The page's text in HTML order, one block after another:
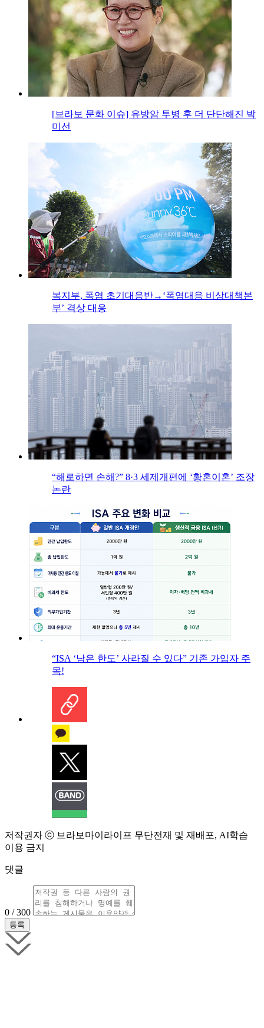
[브라보 문화 이슈] 유방암 투병 후 더 단단해진 박
미선
복지부, 폭염 초기대응반→‘폭염대응 비상대책본
부’ 격상 대응
“해로하면 손해?” 8·3 세제개편에 ‘황혼이혼’ 조장
논란
“ISA ‘남은 한도’ 사라질 수 있다” 기존 가입자 주
목!
저작권자 ⓒ 브라보마이라이프 무단전재 및 재배포, AI학습
이용 금지
댓글
0 / 300